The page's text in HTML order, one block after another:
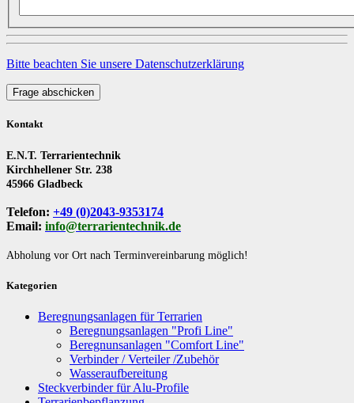
Bitte beachten Sie unsere Datenschutzerklärung
Frage abschicken
Kontakt
E.N.T. Terrarientechnik
Kirchhellener Str. 238
45966 Gladbeck
Telefon: +49 (0)2043-9353174
Email: info@terrarientechnik.de
Abholung vor Ort nach Terminvereinbarung möglich!
Kategorien
Beregnungsanlagen für Terrarien
Beregnungsanlagen "Profi Line"
Beregnunsanlagen "Comfort Line"
Verbinder / Verteiler /Zubehör
Wasseraufbereitung
Steckverbinder für Alu-Profile